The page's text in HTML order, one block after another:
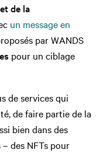
de la
un message en
par WANDS
pour un ciblage
de services qui
de faire partie de la
bien dans des
des NFTs pour